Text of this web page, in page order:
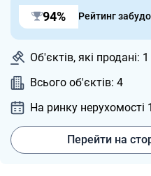
94% Рейтинг
Об'єктів, які продані: 1
Всього об'єктів: 4
На ринку нерухомості
Перейти на